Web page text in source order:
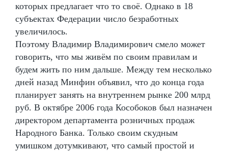
которых предлагает что то своё. Однако в 18
субъектах Федерации число безработных
увеличилось.
Поэтому Владимир Владимирович смело может
говорить, что мы живём по своим правилам и
будем жить по ним дальше. Между тем несколько
дней назад Минфин объявил, что до конца года
планирует занять на внутреннем рынке 200 млрд
руб. В октябре 2006 года Кособоков был назначен
директором департамента розничных продаж
Народного Банка. Только своим скудным
умишком дотумкивают, что самый простой и